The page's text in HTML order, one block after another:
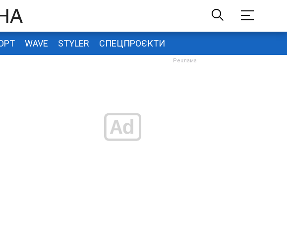
WAVE STYLER СПЕЦПРОЄКТИ